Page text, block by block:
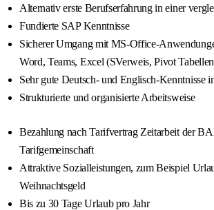
Alternativ erste Berufserfahrung in einer
Fundierte SAP Kenntnisse
Sicherer Umgang mit MS-Office-
Word, Teams, Excel (SVerweis, Pivot
Sehr gute Deutsch- und Englisch-Kenntnisse
Strukturierte und organisierte Arbeitsweise
Bezahlung nach Tarifvertrag Zeitarbeit der
Tarifgemeinschaft
Attraktive Sozialleistungen, zum Beispiel
Weihnachtsgeld
Bis zu 30 Tage Urlaub pro Jahr